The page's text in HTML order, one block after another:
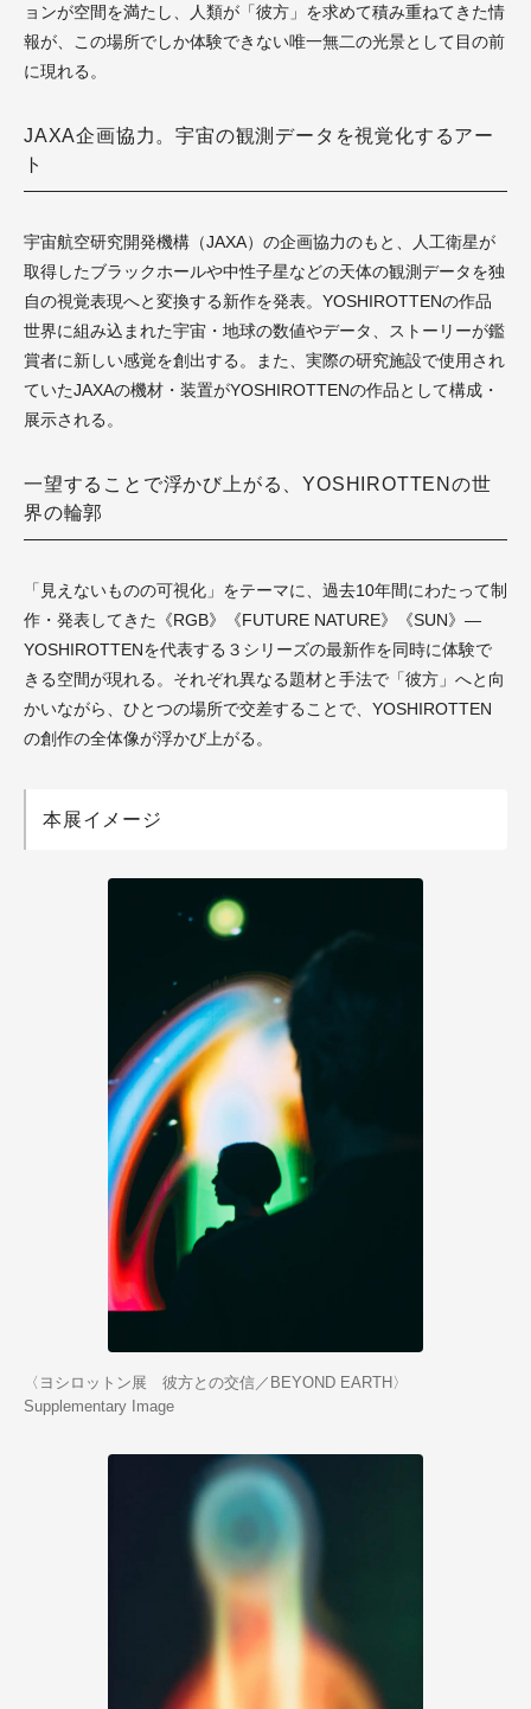
ョンが空間を満たし、人類が「彼方」を求めて積み重ねてきた情
報が、この場所でしか体験できない唯一無二の光景として目の前
に現れる。
JAXA企画協力。宇宙の観測データを視覚化するアー
ト
宇宙航空研究開発機構（JAXA）の企画協力のもと、人工衛星が
取得したブラックホールや中性子星などの天体の観測データを独
自の視覚表現へと変換する新作を発表。YOSHIROTTENの作品
世界に組み込まれた宇宙・地球の数値やデータ、ストーリーが鑑
賞者に新しい感覚を創出する。また、実際の研究施設で使用され
ていたJAXAの機材・装置がYOSHIROTTENの作品として構成・
展示される。
一望することで浮かび上がる、YOSHIROTTENの世
界の輪郭
「見えないものの可視化」をテーマに、過去10年間にわたって制
作・発表してきた《RGB》《FUTURE NATURE》《SUN》—
YOSHIROTTENを代表する３シリーズの最新作を同時に体験で
きる空間が現れる。それぞれ異なる題材と手法で「彼方」へと向
かいながら、ひとつの場所で交差することで、YOSHIROTTEN
の創作の全体像が浮かび上がる。
本展イメージ
〈ヨシロットン展 彼方との交信／BEYOND EARTH〉
Supplementary Image